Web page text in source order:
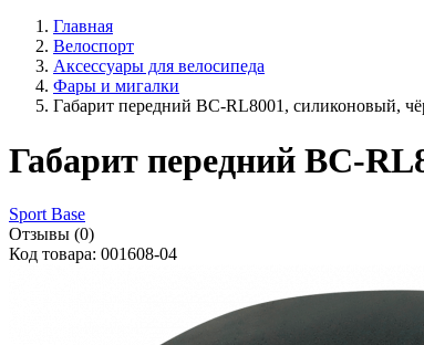
Главная
Велоспорт
Аксессуары для велосипеда
Фары и мигалки
Габарит передний BC-RL8001, силиконовый,
Габарит передний BC-
Sport Base
Отзывы (0)
Код товара: 001608-04